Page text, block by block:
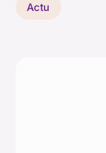
Actu